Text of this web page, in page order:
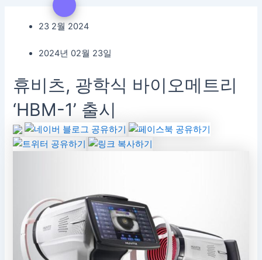
23 2월 2024
2024년 02월 23일
휴비츠, 광학식 바이오메트리
‘HBM-1’ 출시